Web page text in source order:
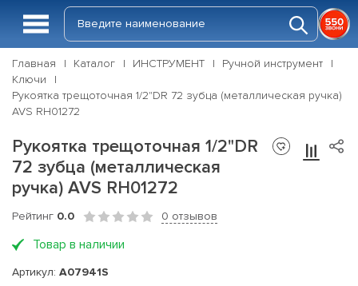
Главная Каталог ИНСТРУМЕНТ
Ручной инструмент
Ключи
Рукоятка трещоточная 1/2"DR 72 зубца (металлическая ручка)
AVS RH01272
Рукоятка трещоточная 1/2"DR
72 зубца (металлическая
ручка) AVS RH01272
Рейтинг 0.0 0 отзывов
Товар в наличии
Артикул: A07941S